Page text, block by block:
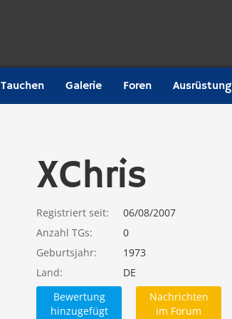
Tauchen Galerie Foren Ausrüstung
XChris
Registriert seit
06/08/2007
Anzahl TGs
0
Geburtsjahr
1973
Land
DE
Bewertung
hinzugefügt
Nachrichten
im Forum